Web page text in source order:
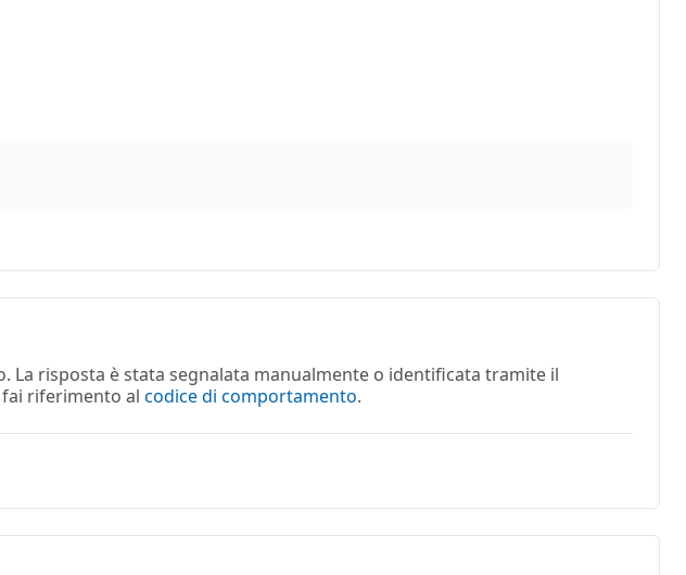
La risposta è stata segnalata manualmente o identificata tramite il
riferimento al codice di comportamento.